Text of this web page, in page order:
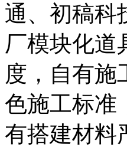
通、初稿科
厂模块化道
度，自有施
色施工标准
有搭建材料